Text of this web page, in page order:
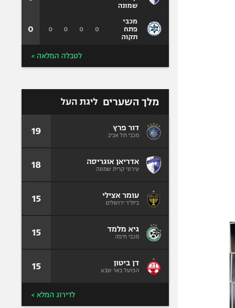
שמונה
מכבי
פתח
תקוה
0
0
0
0
0
לטבלה המלאה >
מלך השערים ליגת העל
דור פרץ
מכבי תל אביב 19
אדריאן אוגריסה
עירוני קרית שמונה 18
עומר אצילי
בית"ר ירושלים 15
גיא מלמד
מכבי חיפה 15
דן ביטון
הפועל באר שבע 15
לדירוג המלא >